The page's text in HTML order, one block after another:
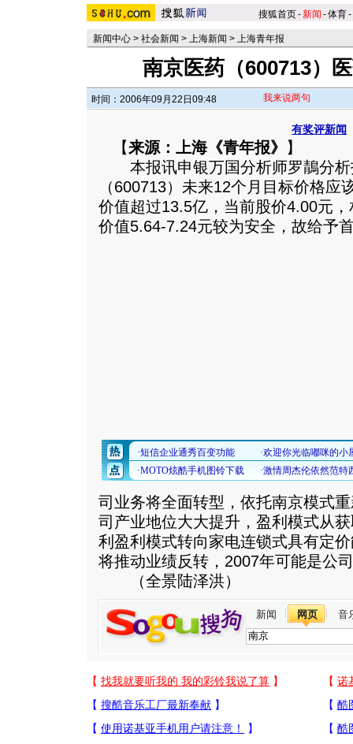
搜狐首页-新闻 -体育-
新闻中心 > 社会新闻 > 上海新闻 > 上海青年报
南京医药（600713）
时间：2006年09月22日09:48 我来说两句
有奖评新闻
【来源：上海《青年报》 】
本报讯申银万国分析师罗鶄分析
（600713）未来12个月目标价格应
价值超过13.5亿，当前股价4.00元
价值5.64-7.24元较为安全，故给予
司业务将全面转型，依托南京模式
司产业地位大大提升，盈利模式从
利盈利模式转向家电连锁式具有定
将推动业绩反转，2007年可能是公
（全景陆泽洪）
新闻 网页 音